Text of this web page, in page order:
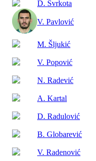
D. Svrkota
V. Pavlović
M. Šljukić
V. Popović
N. Radević
A. Kartal
D. Radulović
B. Globarević
V. Radenović